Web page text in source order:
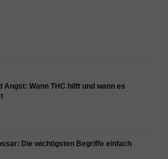
Angst: Wann THC hilft und wann es
Die wichtigsten Begriffe einfach